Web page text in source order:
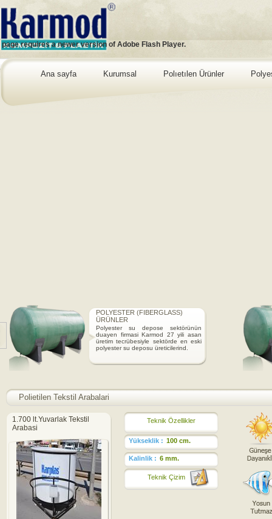
Ana sayfa Kurumsal Polıetılen Ürünler
requires a newer version of Adobe Flash Player.
POLYESTER (FIBERGLASS)
ÜRÜNLER
Polyester su depose sektörünün
duayen firmasi Karmod 27 yili asan
üretim tecrübesiyle sektörde en eski
polyester su deposu üreticilerind.
Polietilen Tekstil Arabalari
1.700 lt.Yuvarlak Tekstil
Arabasi
Teknik Özellikler
Yükseklik : 100 cm.
Kalinlik : 6 mm.
Teknik Çizim